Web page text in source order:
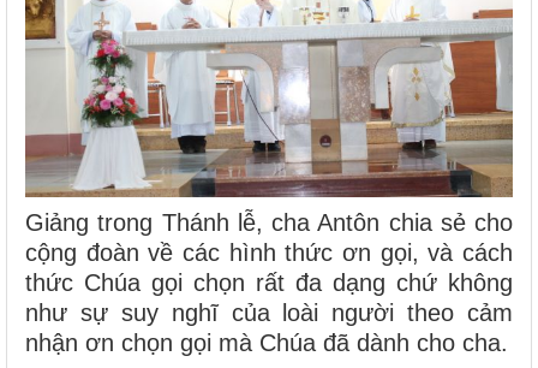
Giảng trong Thánh lễ, cha Antôn chia sẻ cho
cộng đoàn về các hình thức ơn gọi, và cách
thức Chúa gọi chọn rất đa dạng chứ không
như sự suy nghĩ của loài người theo cảm
nhận ơn chọn gọi mà Chúa đã dành cho cha.